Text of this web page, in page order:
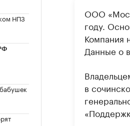
НПЗ
ООО
году.
Компания
Данные о
в